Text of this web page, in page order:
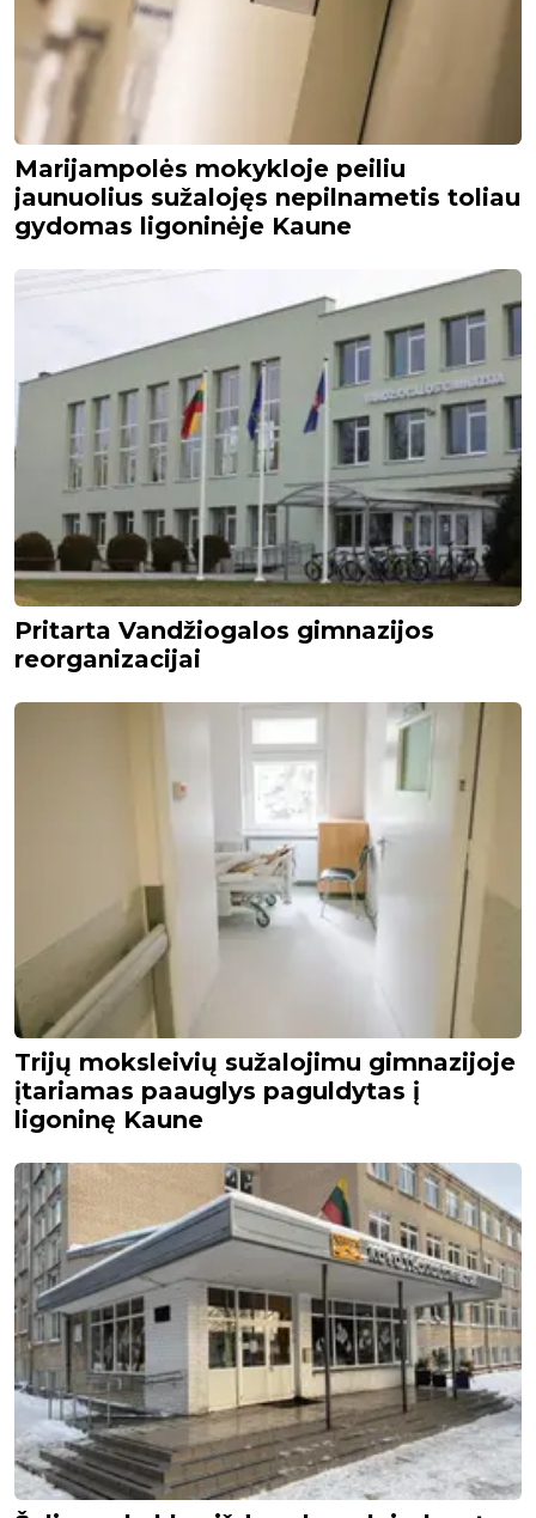
Marijampolės mokykloje peiliu
jaunuolius sužalojęs nepilnametis toliau
gydomas ligoninėje Kaune
Pritarta Vandžiogalos gimnazijos
reorganizacijai
Trijų moksleivių sužalojimu gimnazijoje
įtariamas paauglys paguldytas į
ligoninę Kaune